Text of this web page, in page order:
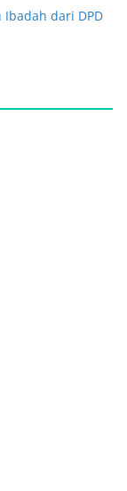
Ibadah dari DPD